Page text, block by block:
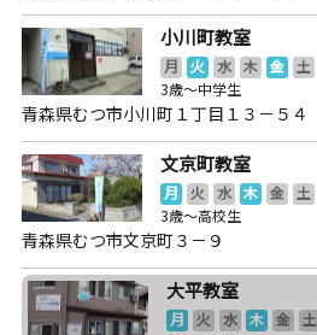
小川町教室
月 火 水 木 金 土
3歳～中学生
青森県むつ市小川町１丁目１３－５４
文京町教室
月 火 水 木 金 土
3歳～高校生
青森県むつ市文京町３－９
大平教室
月 火 水 木 金 土